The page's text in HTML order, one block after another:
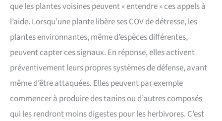
que les plantes voisines peuvent « entendre » ces appels à
l’aide. Lorsqu’une plante libère ses COV de détresse, les
plantes environnantes, même d’espèces différentes,
peuvent capter ces signaux. En réponse, elles activent
préventivement leurs propres systèmes de défense, avant
même d’être attaquées. Elles peuvent par exemple
commencer à produire des tanins ou d’autres composés
qui les rendront moins digestes pour les herbivores. C’est